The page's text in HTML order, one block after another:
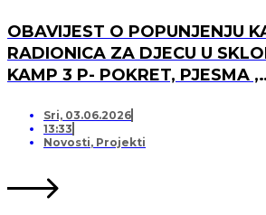
OBAVIJEST O POPUNJENJU
RADIONICA ZA DJECU U
KAMP 3 P- POKRET, PJESMA ,
LISTU ČEKANJA
Sri, 03.06.2026
13:33
Novosti, Projekti